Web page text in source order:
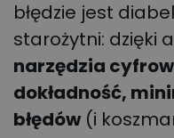
błędzie jest
starożytni: dzięki
narzędzia
dokładność,
błędów (i